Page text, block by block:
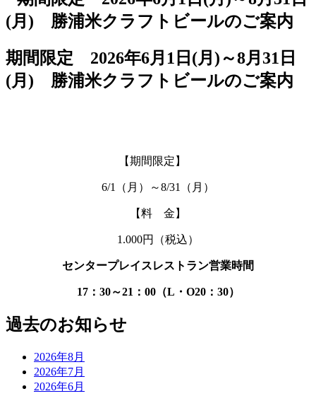
期間限定 2026年6月1日(月)～8月31日
(月) 勝浦米クラフトビールのご案内
【期間限定】
6/1（月）～8/31（月）
【料 金】
1.000円（税込）
センタープレイスレストラン営業時間
17：30～21：00（L・O20：30）
過去のお知らせ
2026年8月
2026年7月
2026年6月